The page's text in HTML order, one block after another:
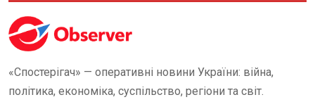
«Спостерігач» — оперативні новини України: війна,
політика, економіка, суспільство, регіони та світ.